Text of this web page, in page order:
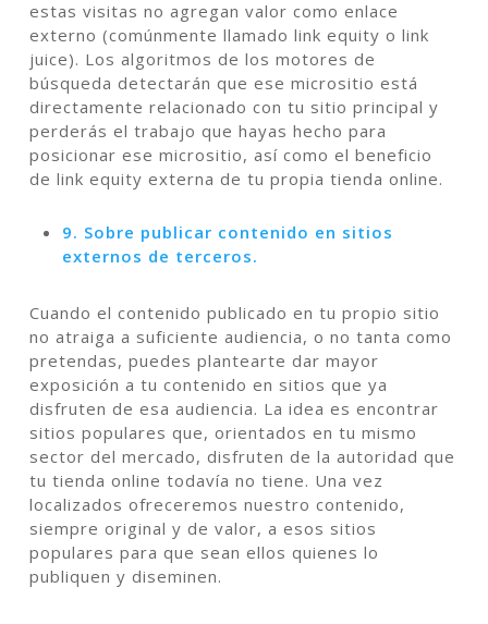
estas visitas no agregan valor como enlace
externo (comúnmente llamado link equity o link
juice). Los algoritmos de los motores de
búsqueda detectarán que ese micrositio está
directamente relacionado con tu sitio principal y
perderás el trabajo que hayas hecho para
posicionar ese micrositio, así como el beneficio
de link equity externa de tu propia tienda online.
9. Sobre publicar contenido en sitios
externos de terceros.
Cuando el contenido publicado en tu propio sitio
no atraiga a suficiente audiencia, o no tanta como
pretendas, puedes plantearte dar mayor
exposición a tu contenido en sitios que ya
disfruten de esa audiencia. La idea es encontrar
sitios populares que, orientados en tu mismo
sector del mercado, disfruten de la autoridad que
tu tienda online todavía no tiene. Una vez
localizados ofreceremos nuestro contenido,
siempre original y de valor, a esos sitios
populares para que sean ellos quienes lo
publiquen y diseminen.